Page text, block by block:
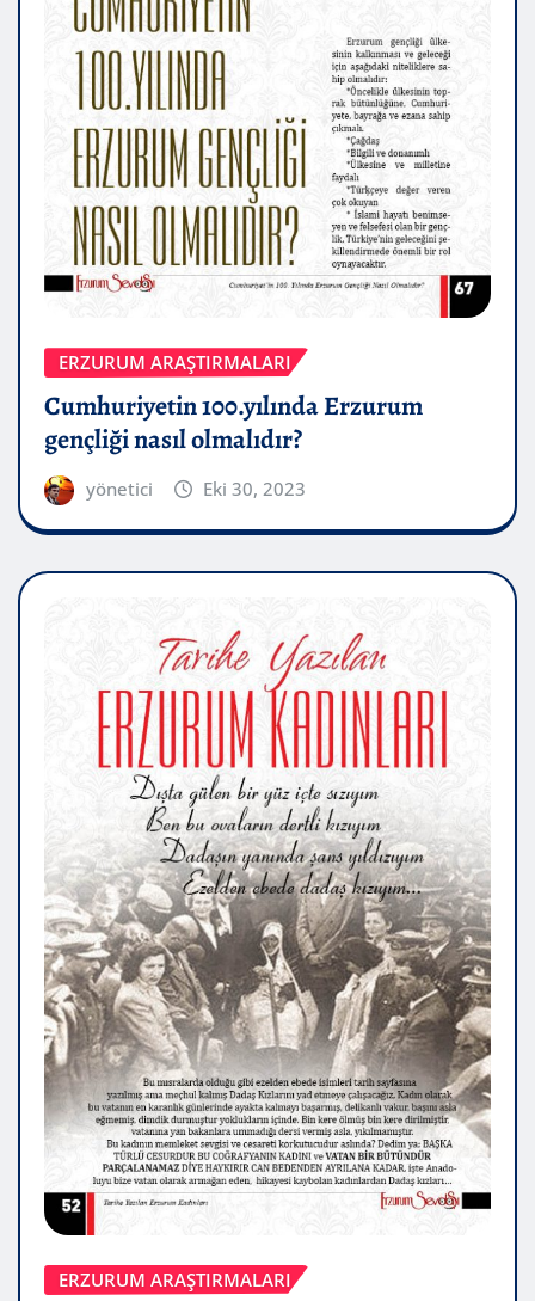
ERZURUM ARAŞTIRMALARI
Cumhuriyetin 100.yılında Erzurum
gençliği nasıl olmalıdır?
yönetici Eki 30, 2023
ERZURUM ARAŞTIRMALARI